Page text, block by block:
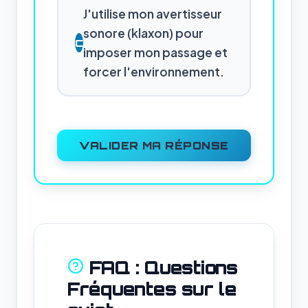
C
J'utilise mon avertisseur
sonore (klaxon) pour
imposer mon passage et
forcer l'environnement.
VALIDER MA RÉPONSE
FAQ : Questions
Fréquentes sur le